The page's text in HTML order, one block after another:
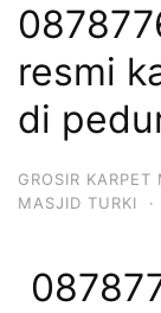
resmi
di
GROSIR KARPET
MASJID TURKI
·